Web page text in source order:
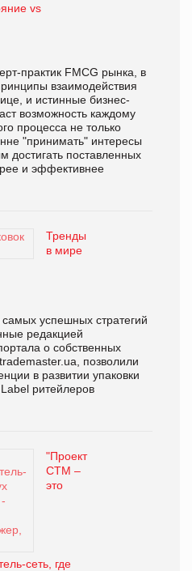
vs
практик FMCG рынка, в
взаимодействия
и истинные бизнес-
возможность каждому
процесса не только
"принимать" интересы
достигать поставленных
и эффективнее
Тренды
в мире
успешных стратегий
редакцией
о собственных
позволили
в развитии упаковки
ритейлеров
"Проект
СТМ –
это
сеть, где